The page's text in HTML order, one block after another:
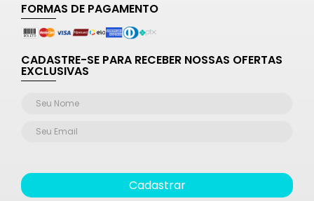
FORMAS DE PAGAMENTO
CADASTRE-SE PARA RECEBER NOSSAS OFERTAS
EXCLUSIVAS
Cadastrar